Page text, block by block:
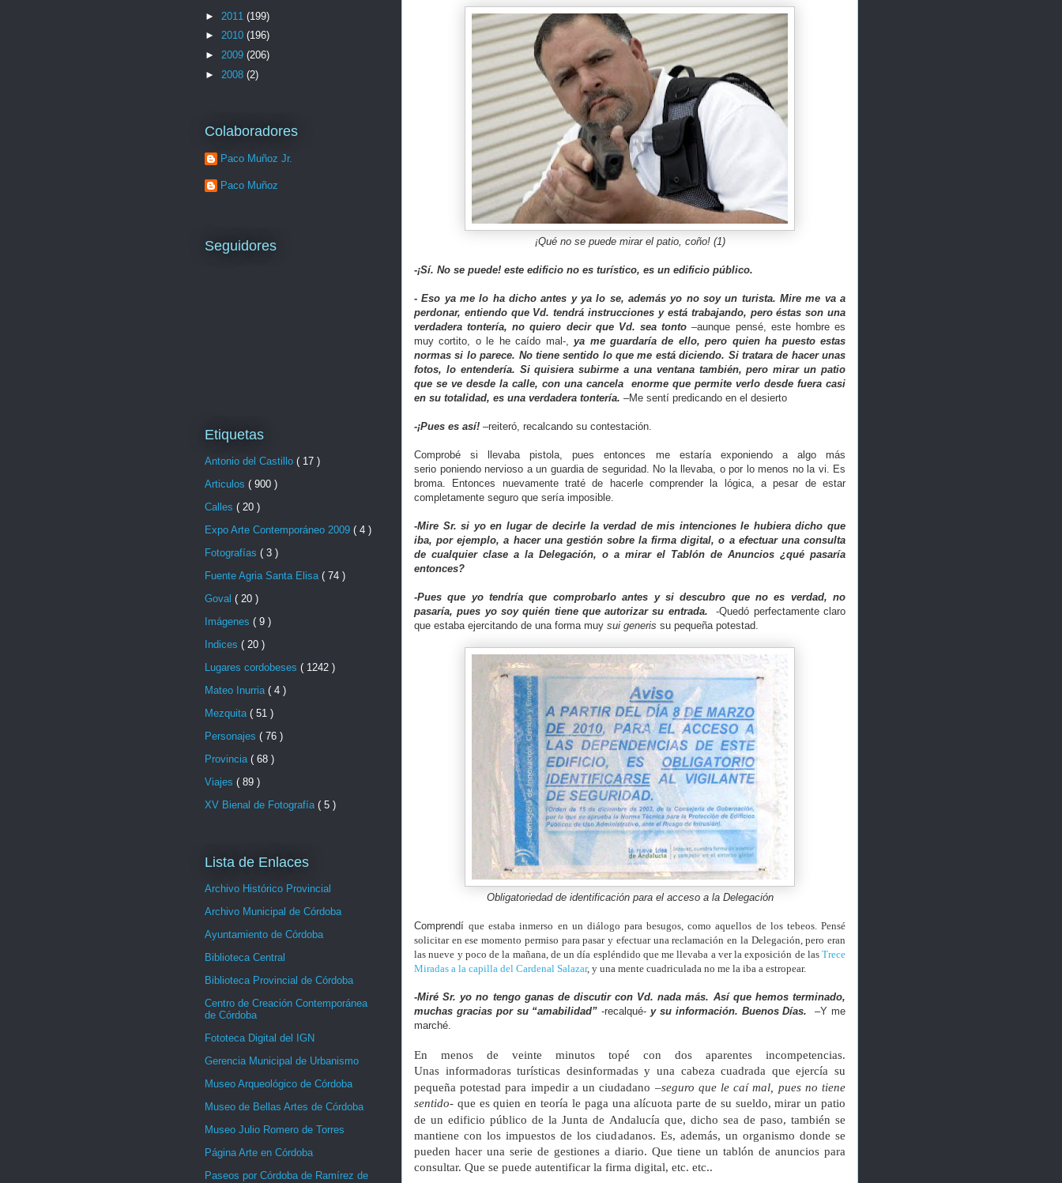
¡Qué no se puede mirar el patio, coño! (1)
-¡Sí. No se puede! este edificio no es turístico, es un edificio público.
- Eso ya me lo ha dicho antes y ya lo se, además yo no soy un turista. Mire me va a
perdonar, entiendo que Vd. tendrá instrucciones y está trabajando, pero éstas son una
verdadera tontería, no quiero decir que Vd. sea tonto –aunque pensé, este hombre es
muy cortito, o le he caído mal-,ya me guardaría de ello, pero quien ha puesto estas
normas si lo parece. No tiene sentido lo que me está diciendo. Si tratara de hacer unas
fotos, lo entendería. Si quisiera subirme a una ventana también, pero mirar un patio
que se ve desde la calle, con una cancela enorme que permite verlo desde fuera casi
en su totalidad, es una verdadera tontería. –Me sentí predicando en el desierto
-¡Pues es así! –reiteró, recalcando su contestación.
Comprobé si llevaba pistola, pues entonces me estaría exponiendo a algo más
serio poniendo nervioso a un guardia de seguridad. No la llevaba, o por lo menos no la vi. Es
broma. Entonces nuevamente traté de hacerle comprender la lógica, a pesar de estar
completamente seguro que sería imposible.
-Mire Sr. si yo en lugar de decirle la verdad de mis intenciones le hubiera dicho que
iba, por ejemplo, a hacer una gestión sobre la firma digital, o a efectuar una consulta
de cualquier clase a la Delegación, o a mirar el Tablón de Anuncios ¿qué pasaría
entonces?
-Pues que yo tendría que comprobarlo antes y si descubro que no es verdad, no
pasaría, pues yo soy quién tiene que autorizar su entrada. -Quedó perfectamente claro
que estaba ejercitando de una forma muy sui generis su pequeña potestad.
Obligatoriedad de identificación para el acceso a la Delegación
Comprendíque estaba inmerso en un diálogo para besugos, como aquellos de los tebeos. Pensé
solicitar en ese momento permiso para pasar y efectuar una reclamación en la Delegación, pero eran
las nueve y poco de la mañana, de un día espléndido que me llevaba a ver la exposición de las Trece
Miradas a la capilla del Cardenal Salazar, y una mente cuadriculada no me la iba a estropear.
-Miré Sr. yo no tengo ganas de discutir con Vd. nada más. Así que hemos terminado,
muchas gracias por su “amabilidad”-recalqué- y su información. Buenos Días. –Y me
marché.
En menos de veinte minutos topé con dos aparentes incompetencias.
Unas informadoras turísticas desinformadas y una cabeza cuadrada que ejercía su
pequeña potestad para impedir a un ciudadano –seguro que le caí mal, pues no tiene
sentido- que es quien en teoría le paga unaalícuota parte de su sueldo, mirar un patio
de un edificio público de la Junta de Andalucía que, dicho sea de paso, también se
mantiene con los impuestos de los ciudadanos. Es, además, un organismo donde se
pueden hacer una serie de gestiones a diario. Que tiene un tablón de anuncios para
consultar. Que se puede autentificar la firma digital, etc. etc..
► 2011 (199)
► 2010 (196)
► 2009 (206)
► 2008 (2)
Colaboradores
Paco Muñoz Jr.
Paco Muñoz
Seguidores
Etiquetas
Antonio del Castillo ( 17 )
Articulos ( 900 )
Calles ( 20 )
Expo Arte Contemporáneo 2009 ( 4 )
Fotografías ( 3 )
Fuente Agria Santa Elisa ( 74 )
Goval ( 20 )
Imágenes ( 9 )
Indices ( 20 )
Lugares cordobeses ( 1242 )
Mateo Inurria ( 4 )
Mezquita ( 51 )
Personajes ( 76 )
Provincia ( 68 )
Viajes ( 89 )
XV Bienal de Fotografía ( 5 )
Lista de Enlaces
Archivo Histórico Provincial
Archivo Municipal de Córdoba
Ayuntamiento de Córdoba
Biblioteca Central
Biblioteca Provincial de Córdoba
Centro de Creación Contemporánea
de Córdoba
Fototeca Digital del IGN
Gerencia Municipal de Urbanismo
Museo Arqueológico de Córdoba
Museo de Bellas Artes de Córdoba
Museo Julio Romero de Torres
Página Arte en Córdoba
Paseos por Córdoba de Ramírez de